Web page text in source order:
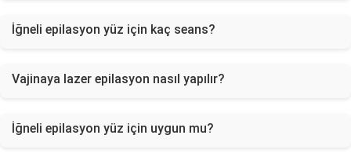
İğneli epilasyon yüz için kaç seans?
Vajinaya lazer epilasyon nasıl yapılır?
İğneli epilasyon yüz için uygun mu?